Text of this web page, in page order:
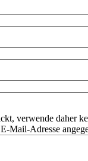
verwende daher
Mail-Adresse